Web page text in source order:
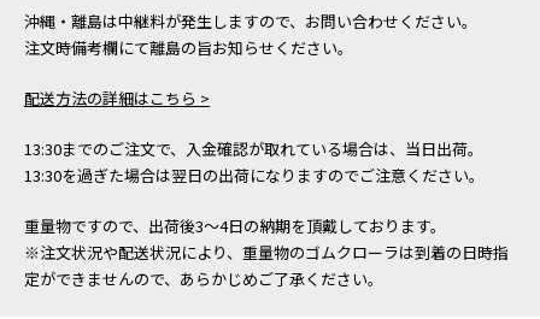
沖縄・離島は中継料が発生しますので、お問い合わせください。
注文時備考欄にて離島の旨お知らせください。
配送方法の詳細はこちら >
13:30までのご注文で、入金確認が取れている場合は、当日出荷。
13:30を過ぎた場合は翌日の出荷になりますのでご注意ください。
重量物ですので、出荷後3～4日の納期を頂戴しております。
※注文状況や配送状況により、重量物のゴムクローラは到着の日時指
定ができませんので、あらかじめご了承ください。